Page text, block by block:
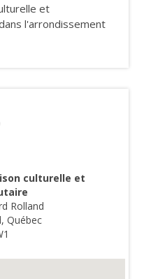
et
l'arrondissement
culturelle et
Rolland
Québec